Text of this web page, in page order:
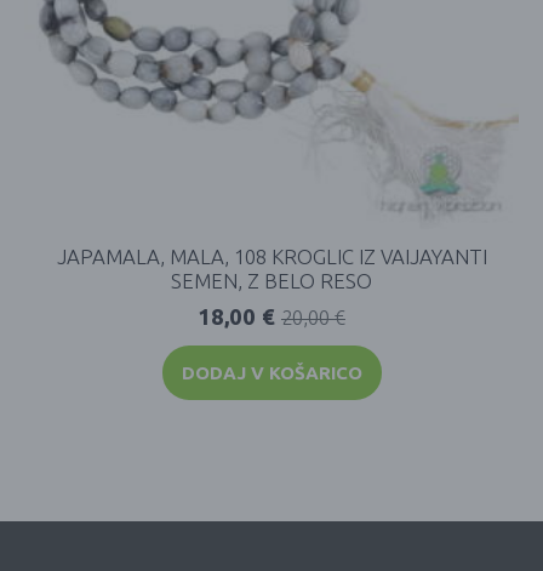
JAPAMALA, MALA, 108 KROGLIC IZ VAIJAYANTI
SEMEN, Z BELO RESO
20,00€
18,00 €
DODAJ V KOŠARICO